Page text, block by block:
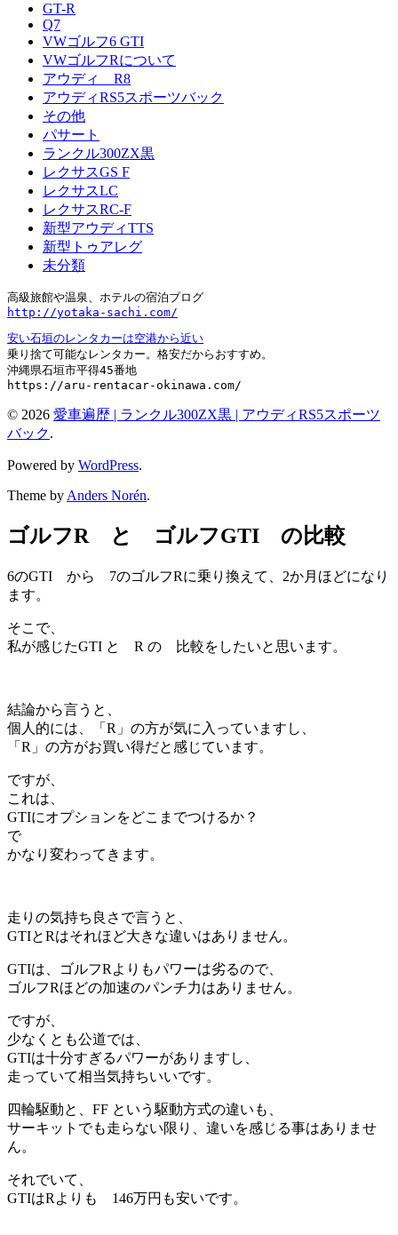
GT-R
Q7
VWゴルフ6 GTI
VWゴルフRについて
アウディ R8
アウディRS5スポーツバック
その他
パサート
ランクル300ZX黒
レクサスGS F
レクサスLC
レクサスRC-F
新型アウディTTS
新型トゥアレグ
未分類
http://yotaka-sachi.com/
安い石垣のレンタカーは空港から近い
乗り捨て可能なレンタカー。格安だからおすすめ。
沖縄県石垣市平得45番地
https://aru-rentacar-okinawa.com/
© 2026 愛車遍歴 | ランクル300ZX黒 | アウディRS5スポーツ
バック.
Powered by WordPress.
Theme by Anders Norén.
ゴルフR と ゴルフGTI の比較
6のGTI から 7のゴルフRに乗り換えて、2か月ほどになり
ます。
そこで、
私が感じたGTI と R の 比較をしたいと思います。
結論から言うと、
個人的には、「R」の方が気に入っていますし、
「R」の方がお買い得だと感じています。
ですが、
これは、
GTIにオプションをどこまでつけるか？
で
かなり変わってきます。
走りの気持ち良さで言うと、
GTIとRはそれほど大きな違いはありません。
GTIは、ゴルフRよりもパワーは劣るので、
ゴルフRほどの加速のパンチ力はありません。
ですが、
少なくとも公道では、
GTIは十分すぎるパワーがありますし、
走っていて相当気持ちいいです。
四輪駆動と、FF という駆動方式の違いも、
サーキットでも走らない限り、違いを感じる事はありませ
ん。
それでいて、
GTIはRよりも 146万円も安いです。